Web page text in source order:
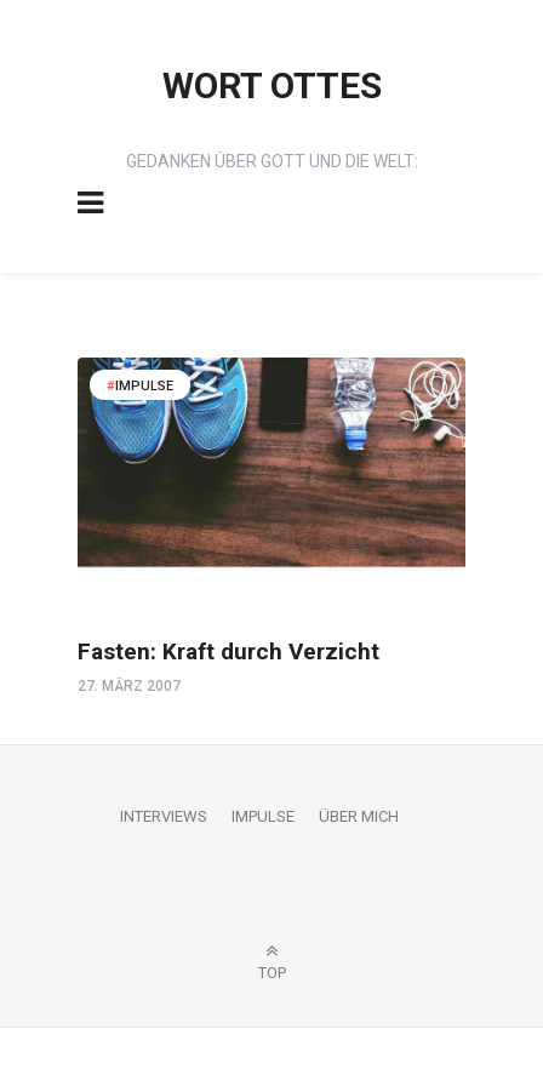
WORT OTTES
GEDANKEN ÜBER GOTT UND DIE WELT:
IMPULSE
Fasten: Kraft durch Verzicht
27. MÄRZ 2007
INTERVIEWS IMPULSE ÜBER MICH
TOP